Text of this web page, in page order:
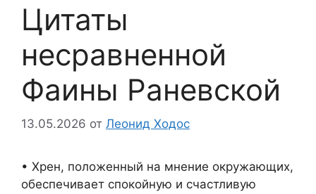
Цитаты
несравненной
Фаины Раневской
13.05.2026 от Леонид Ходос
• Хрен, положенный на мнение окружающих,
обеспечивает спокойную и счастливую